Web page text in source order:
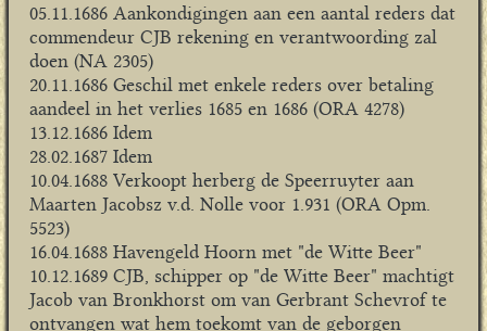
05.11.1686 Aankondigingen aan een aantal reders dat
commendeur CJB rekening en verantwoording zal
doen (NA 2305)
20.11.1686 Geschil met enkele reders over betaling
aandeel in het verlies 1685 en 1686 (ORA 4278)
13.12.1686 Idem
28.02.1687 Idem
10.04.1688 Verkoopt herberg de Speerruyter aan
Maarten Jacobsz v.d. Nolle voor 1.931 (ORA Opm.
5523)
16.04.1688 Havengeld Hoorn met "de Witte Beer"
10.12.1689 CJB, schipper op "de Witte Beer" machtigt
Jacob van Bronkhorst om van Gerbrant Schevrof te
ontvangen wat hem toekomt van de geborgen